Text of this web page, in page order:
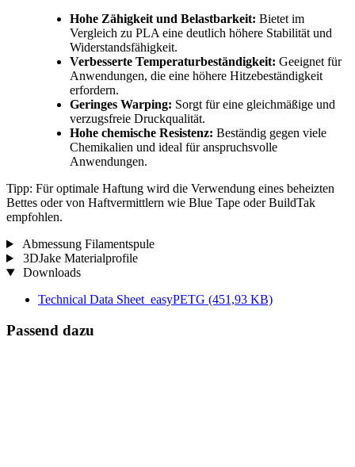
Hohe Zähigkeit und Belastbarkeit: Bietet im
Vergleich zu PLA eine deutlich höhere Stabilität und
Widerstandsfähigkeit.
Verbesserte Temperaturbeständigkeit: Geeignet für
Anwendungen, die eine höhere Hitzebeständigkeit
erfordern.
Geringes Warping: Sorgt für eine gleichmäßige und
verzugsfreie Druckqualität.
Hohe chemische Resistenz: Beständig gegen viele
Chemikalien und ideal für anspruchsvolle
Anwendungen.
Tipp: Für optimale Haftung wird die Verwendung eines beheizten
Bettes oder von Haftvermittlern wie Blue Tape oder BuildTak
empfohlen.
Abmessung Filamentspule
3DJake Materialprofile
Downloads
Technical Data Sheet_easyPETG (451,93 KB)
Passend dazu